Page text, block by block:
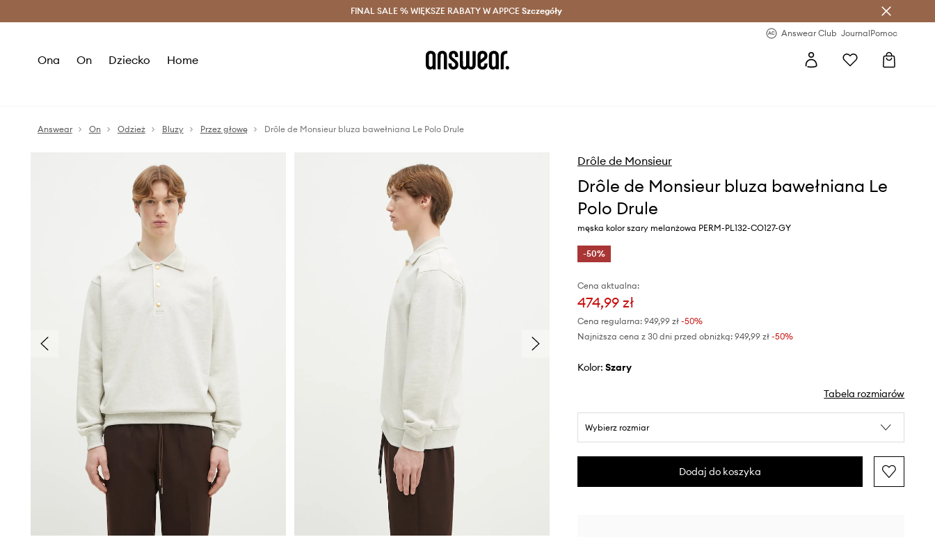
Oszczędzaj z Answear Club > Dostawa nawet w 24h >
FINAL SALE % WIĘKSZE RABATY W APPCE Szczegóły
Answear Club JournalPomoc
Ona On Dziecko Home
Answear On Odzież Bluzy Przez głowę Drôle de Monsieur bluza bawełniana Le Polo Drule
Drôle de Monsieur
Drôle de Monsieur bluza bawełniana Le
Polo Drule
męska kolor szary melanżowa PERM-PL132-CO127-GY
-50%
Cena aktualna:
474,99 zł
Cena regularna: 949,99 zł-50%
Najniższa cena z 30 dni przed obniżką: 949,99 zł -50%
Kolor: szary
Tabela rozmiarów
Wybierz rozmiar
Dodaj do koszyka